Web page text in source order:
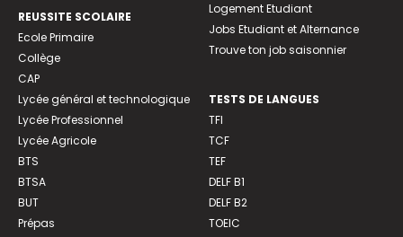
REUSSITE SCOLAIRE
Ecole Primaire
Collège
CAP
Lycée général et technologique
Lycée Professionnel
Lycée Agricole
BTS
BTSA
BUT
Prépas
Logement Etudiant
Jobs Etudiant et Alternance
Trouve ton job saisonnier
TESTS DE LANGUES
TFI
TCF
TEF
DELF B1
DELF B2
TOEIC